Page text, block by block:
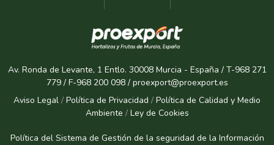
Av. Ronda de Levante, 1 Entlo. 30008 Murcia - España / T-968 271
779 / F-968 200 098 / proexport@proexport.es
Aviso Legal / Política de Privacidad / Política de Calidad y Medio
Ambiente / Ley de Cookies
Política del Sistema de Gestión de la seguridad de la Información